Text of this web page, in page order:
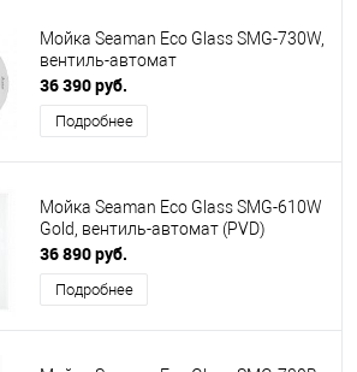
Мойка Seaman Eco Glass SMG-730W,
вентиль-автомат
36 390 руб.
Подробнее
Мойка Seaman Eco Glass SMG-610W
Gold, вентиль-автомат (PVD)
36 890 руб.
Подробнее